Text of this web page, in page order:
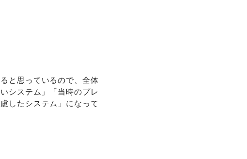
と思っているので、全体
システム」「当時のプレ
したシステム」になって